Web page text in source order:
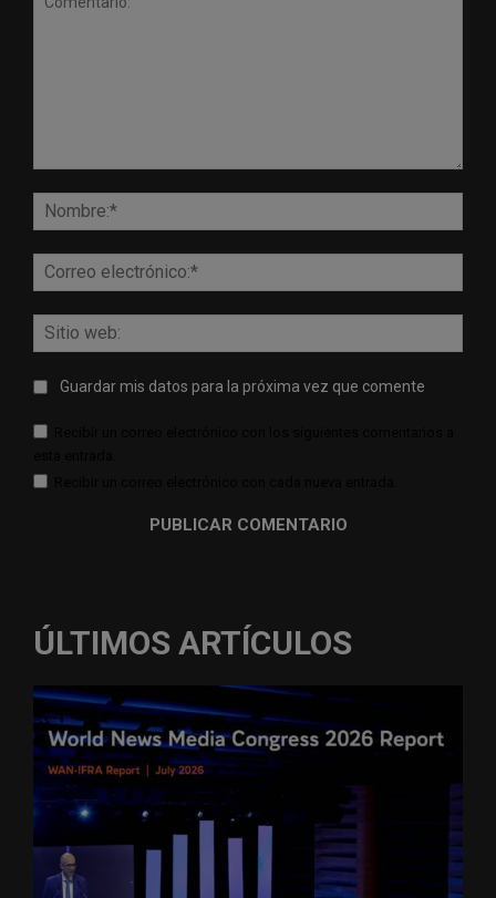
Guardar mis datos para la próxima vez que comente
ÚLTIMOS ARTÍCULOS